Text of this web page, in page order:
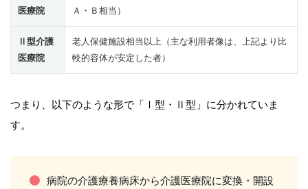
医療院
Ａ・Ｂ相当）
Ⅱ型介護
医療院
老人保健施設相当以上（主な利用者像は、上記より比
較的容体が安定した者）
つまり、以下のような形で「Ⅰ型・Ⅱ型」に分かれていま
す。
病院の介護療養病床から介護医療院に変換・開設